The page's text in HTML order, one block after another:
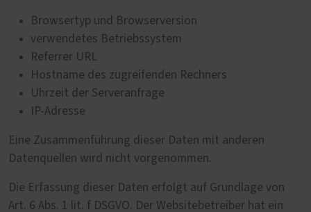
Browsertyp und Browserversion
verwendetes Betriebssystem
Referrer URL
Hostname des zugreifenden Rechners
Uhrzeit der Serveranfrage
IP-Adresse
Eine Zusammenführung dieser Daten mit anderen
Datenquellen wird nicht vorgenommen.
Die Erfassung dieser Daten erfolgt auf Grundlage von
Art. 6 Abs. 1 lit. f DSGVO. Der Websitebetreiber hat ein